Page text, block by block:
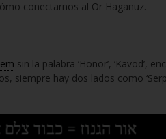
conectarnos al Or Haganuz.
sin la palabra ‘Honor’, ‘Kavod’,
siempre hay dos lados como